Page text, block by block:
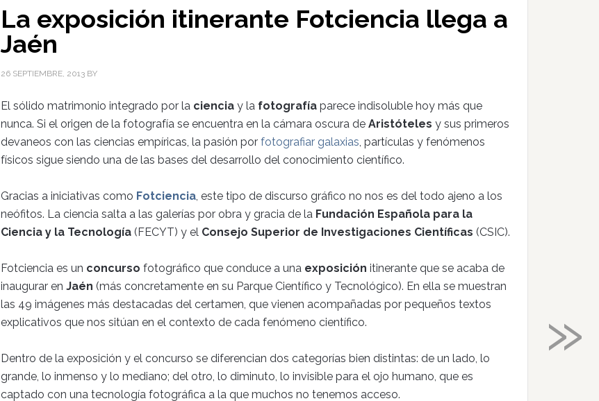
La exposición itinerante Fotciencia llega a
Jaén
26 SEPTIEMBRE, 2013 BY
El sólido matrimonio integrado por la ciencia y la fotografía parece indisoluble hoy más que
nunca. Si el origen de la fotografía se encuentra en la cámara oscura de Aristóteles y sus primeros
devaneos con las ciencias empíricas, la pasión por fotografiar galaxias, partículas y fenómenos
físicos sigue siendo una de las bases del desarrollo del conocimiento científico.
Gracias a iniciativas como Fotciencia, este tipo de discurso gráfico no nos es del todo ajeno a los
neófitos. La ciencia salta a las galerías por obra y gracia de la Fundación Española para la
Ciencia y la Tecnología (FECYT) y el Consejo Superior de Investigaciones Científicas (CSIC).
Fotciencia es un concurso fotográfico que conduce a una exposición itinerante que se acaba de
inaugurar en Jaén (más concretamente en su Parque Científico y Tecnológico). En ella se muestran
las 49 imágenes más destacadas del certamen, que vienen acompañadas por pequeños textos
explicativos que nos sitúan en el contexto de cada fenómeno científico.
Dentro de la exposición y el concurso se diferencian dos categorías bien distintas: de un lado, lo
grande, lo inmenso y lo mediano; del otro, lo diminuto, lo invisible para el ojo humano, que es
captado con una tecnología fotográfica a la que muchos no tenemos acceso.
»